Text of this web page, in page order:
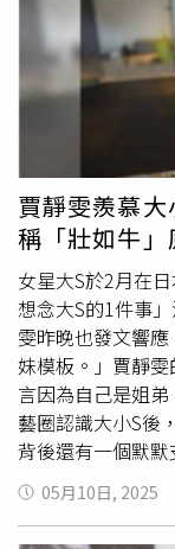
示大S一直陪在
上佩戴的則是大
設計，分送給大
給大家吃的影片
臉書）小S透露
張大S的畫，「
過去小S也經常會
俊曄很愛下廚做韓
家庭幸福令人羨慕
姍儒（左）代班
露，小S目前的精
持崗位，她自己
「等過完跨年吧
沒有我姊的年，
賈靜雯羨慕大
稱「壯如牛」
女星大S於2月在
想念大S的1件事
雯昨晚也發文響
妹模板。」賈靜
言因為自己是姐
藝圈認識大小S後
背後還有一個默
雯向大S喊話，「
勵。」同時也祝
05月10日, 2025